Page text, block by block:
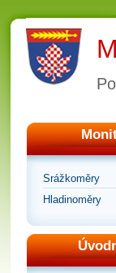
Srážkoměry
Hladinoměry